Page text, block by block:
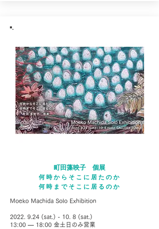
町田藻映子 個展
何時からそこに居たのか
何時までそこに居るのか
Moeko Machida Solo Exhibition
2022. 9.24 (sat.) - 10. 8 (sat.)
13:00 ― 18:00 金土日のみ営業